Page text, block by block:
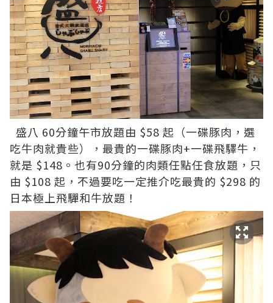
盛八 60分鐘午市放題由 $58 起（一碟豚肉，選
吃牛肉就貴些），最貴的一碟豚肉+一碟飛驛牛，
就是 $148。也有90分鐘的肉類任點任食放題，只
由 $108 起，不過要吃一定推介吃最貴的 $298 的
日本極上飛驒和牛放題！